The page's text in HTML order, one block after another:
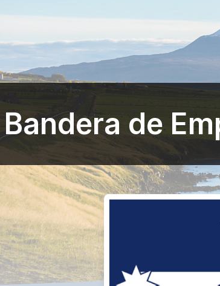
Bandera de